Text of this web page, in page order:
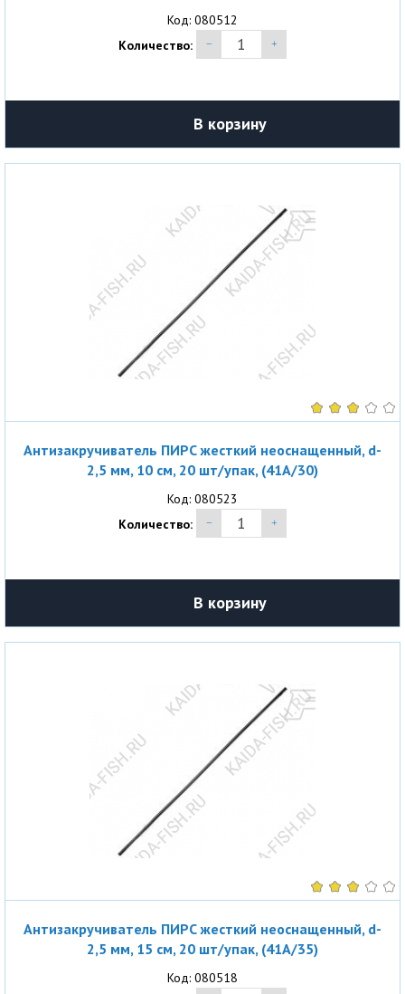
Код: 080512
Количество:
В корзину
Антизакручиватель ПИРС жесткий неоснащенный, d-
2,5 мм, 10 см, 20 шт/упак, (41A/30)
Код: 080523
Количество:
В корзину
Антизакручиватель ПИРС жесткий неоснащенный, d-
2,5 мм, 15 см, 20 шт/упак, (41A/35)
Код: 080518